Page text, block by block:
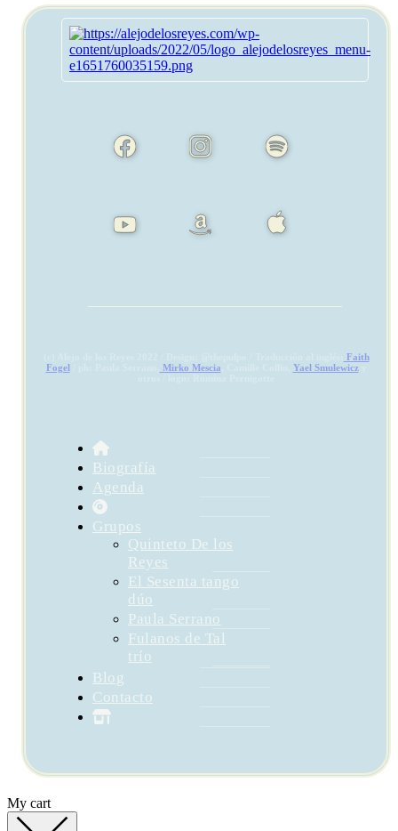
Faith
Fogel
Mirko Mescia Yael Smulewiczy
Biografía
Agenda
Grupos
Quinteto De los
Reyes
El Sesenta tango
dúo
Paula Serrano
Fulanos de Tal
trío
Blog
Contacto
My cart